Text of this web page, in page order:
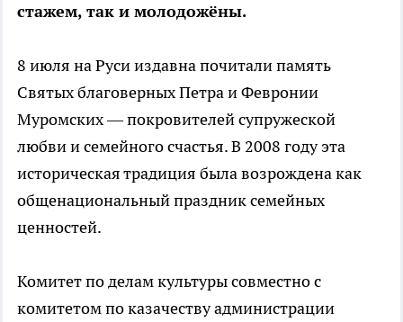
стажем, так и молодожёны.
8 июля на Руси издавна почитали память
Святых благоверных Петра и Февронии
Муромских — покровителей супружеской
любви и семейного счастья. В 2008 году эта
историческая традиция была возрождена как
общенациональный праздник семейных
ценностей.
Комитет по делам культуры совместно с
комитетом по казачеству администрации